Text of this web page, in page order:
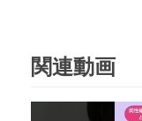
関連動画